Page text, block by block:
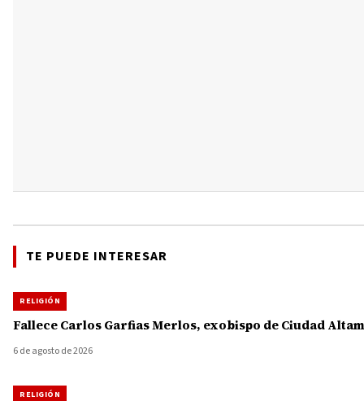
TE PUEDE INTERESAR
RELIGIÓN
Fallece Carlos Garfias Merlos, exobispo de Ciudad
6 de agosto de 2026
RELIGIÓN